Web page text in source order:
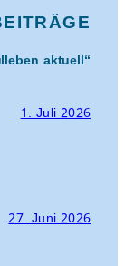
aktuell“
1. Juli 2026
27. Juni 2026